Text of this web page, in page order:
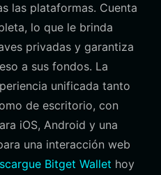
las plataformas. Cuenta
lo que le brinda
privadas y garantiza
a sus fondos. La
unificada tanto
de escritorio, con
iOS, Android y una
una interacción web
Bitget Wallet hoy